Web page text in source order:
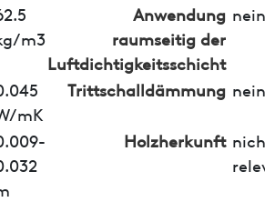
m3
Anwendung
raumseitig der
Luftdichtigkeitsschicht
nein
mK
Trittschalldämmung nein
Holzherkunft